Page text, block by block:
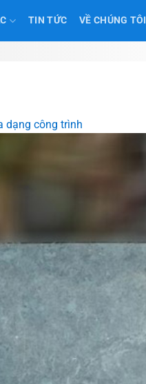
TIN TỨC VỀ CHÚNG TÔI
dạng công trình